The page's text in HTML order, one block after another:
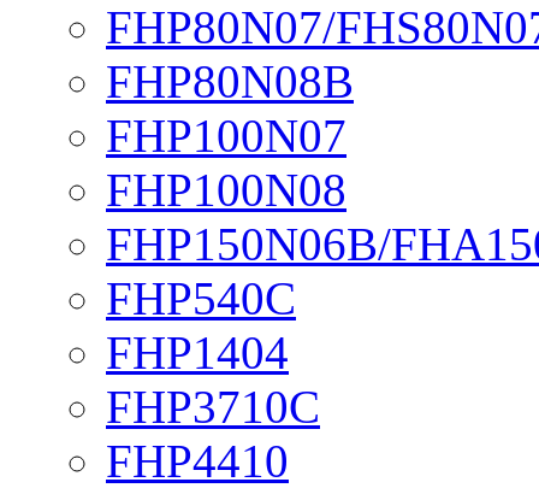
FHP80N07/
FHP80N08B
FHP100N07
FHP100N08
FHP150N06B/
FHP540C
FHP1404
FHP3710C
FHP4410